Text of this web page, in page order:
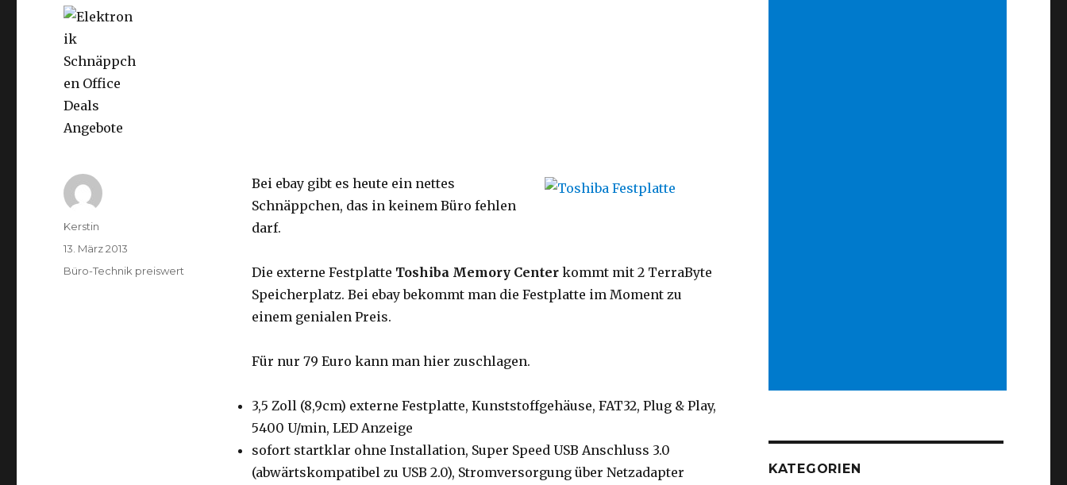
Bei ebay gibt es heute ein nettes
Schnäppchen, das in keinem Büro fehlen
darf.
Die externe Festplatte Toshiba Memory Centerkommt mit 2 TerraByte
Speicherplatz. Bei ebay bekommt man die Festplatte im Moment zu
einem genialen Preis.
Für nur 79 Euro kann man hier zuschlagen.
3,5 Zoll (8,9cm) externe Festplatte, Kunststoffgehäuse, FAT32, Plug & Play,
5400 U/min, LED Anzeige
sofort startklar ohne Installation, Super Speed USB Anschluss 3.0
(abwärtskompatibel zu USB 2.0), Stromversorgung über Netzadapter
Autor
Kerstin
Veröffentlicht
am
13. März 2013
Kategorien
Büro-Technik preiswert
KATEGORIEN